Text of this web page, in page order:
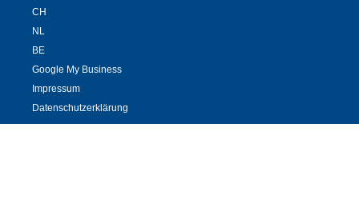
CH
NL
BE
Google My Business
Impressum
Datenschutzerklärung